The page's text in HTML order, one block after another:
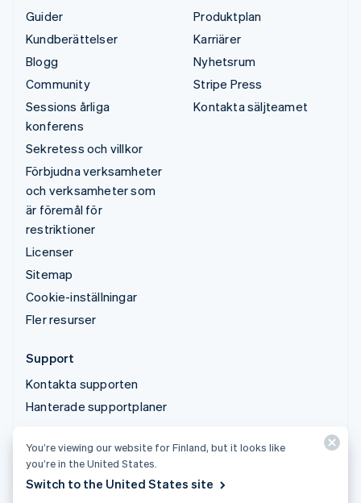
Guider
Kundberättelser
Blogg
Community
Sessions årliga
konferens
Sekretess och villkor
Förbjudna verksamheter
och verksamheter som
är föremål för
restriktioner
Licenser
Sitemap
Cookie-inställningar
Fler resurser
Produktplan
Karriärer
Nyhetsrum
Stripe Press
Kontakta säljteamet
Support
Kontakta supporten
Hanterade supportplaner
© 2026 Stripe, LLC
You’re viewing our website for Finland, but it looks like
you’re in the United States.
Switch to the United States site